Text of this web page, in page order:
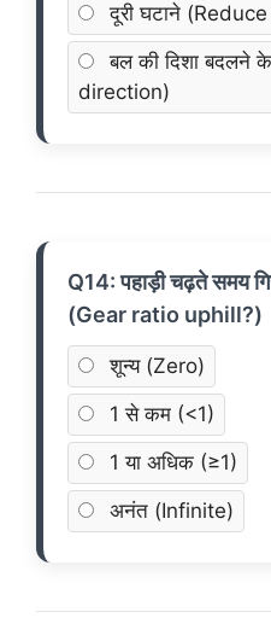
दूरी घटाने
बल की दिशा बदलने
direction)
Q14: पहाड़ी चढ़ते समय
(Gear ratio uphill?)
शून्य (Zero)
1 से कम (<1)
1 या अधिक (≥1)
अनंत (Infinite)